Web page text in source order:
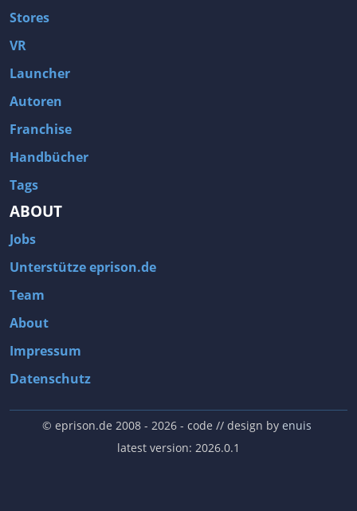
Stores
VR
Launcher
Autoren
Franchise
Handbücher
Tags
ABOUT
Jobs
Unterstütze eprison.de
Team
About
Impressum
Datenschutz
© eprison.de 2008 - 2026- code // design by enuis
latest version: 2026.0.1